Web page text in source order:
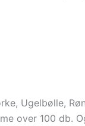
Ugelbølle,
over 100 db.